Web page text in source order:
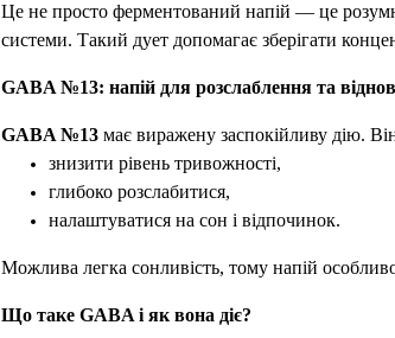
Це не просто ферментований напій — це
системи. Такий дует допомагає зберігати
GABA №13: напій для розслаблення та
GABA №13 має виражену заспокійливу дію.
знизити рівень тривожності,
глибоко розслабитися,
налаштуватися на сон і відпочинок.
Можлива легка сонливість, тому напій
Що таке GABA і як вона діє?